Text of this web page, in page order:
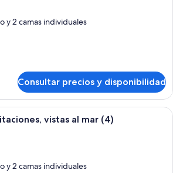
y 2 camas individuales
Consultar precios y disponibilidad
Habitación de hotel con una cama
vistas al mar (4)
y 2 camas individuales